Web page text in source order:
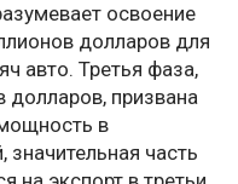
освоение
долларов для
авто. Третья фаза,
призвана
в
часть